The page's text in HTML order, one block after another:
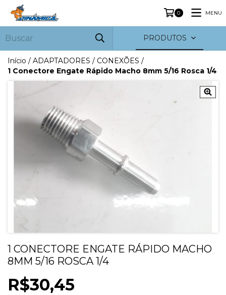
0 MENU
PRODUTOS
Início / ADAPTADORES / CONEXÕES /
1 Conectore Engate Rápido Macho 8mm 5/16 Rosca 1/4
1 CONECTORE ENGATE RÁPIDO MACHO
8MM 5/16 ROSCA 1/4
R$30,45